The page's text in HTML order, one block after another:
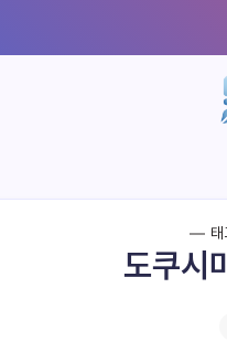
태
도쿠시